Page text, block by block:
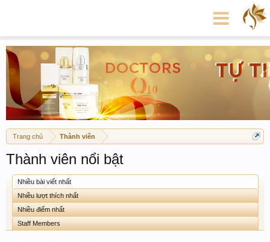
Trang chủ Thành viên
Thành viên nổi bật
Nhiều bài viết nhất
Nhiều lượt thích nhất
Nhiều điểm nhất
Staff Members